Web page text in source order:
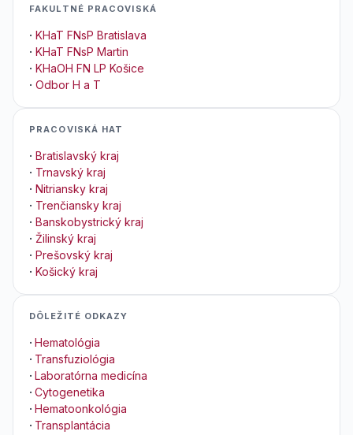
FAKULTNÉ PRACOVISKÁ
· KHaT FNsP Bratislava
· KHaT FNsP Martin
· KHaOH FN LP Košice
· Odbor H a T
PRACOVISKÁ HAT
· Bratislavský kraj
· Trnavský kraj
· Nitriansky kraj
· Trenčiansky kraj
· Banskobystrický kraj
· Žilinský kraj
· Prešovský kraj
· Košický kraj
DÔLEŽITÉ ODKAZY
· Hematológia
· Transfuziológia
· Laboratórna medicína
· Cytogenetika
· Hematoonkológia
· Transplantácia